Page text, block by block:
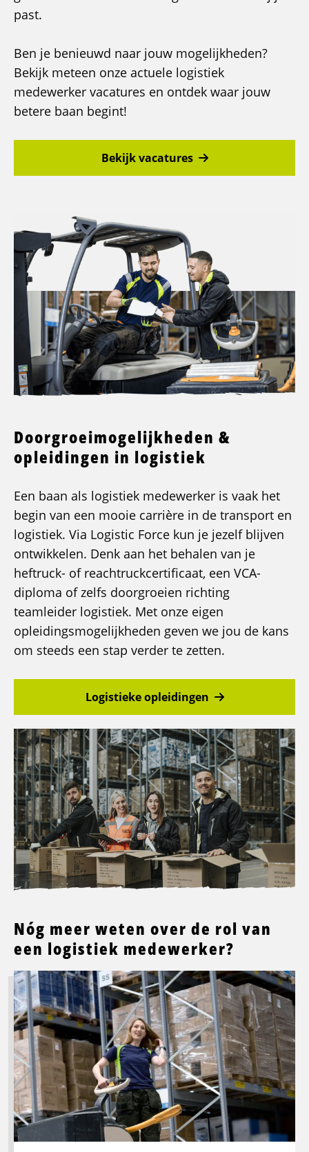
past.
Ben je benieuwd naar jouw mogelijkheden?
Bekijk meteen onze actuele logistiek
medewerker vacatures en ontdek waar jouw
betere baan begint!
Bekijk vacatures
Doorgroeimogelijkheden &
opleidingen in logistiek
Een baan als logistiek medewerker is vaak het
begin van een mooie carrière in de transport en
logistiek. Via Logistic Force kun je jezelf blijven
ontwikkelen. Denk aan het behalen van je
heftruck- of reachtruckcertificaat, een VCA-
diploma of zelfs doorgroeien richting
teamleider logistiek. Met onze eigen
opleidingsmogelijkheden geven we jou de kans
om steeds een stap verder te zetten.
Logistieke opleidingen
Nóg meer weten over de rol van
een logistiek medewerker?
Lees
meer
over
Als
mbo’er
vind
jij
de
beste
banen
in